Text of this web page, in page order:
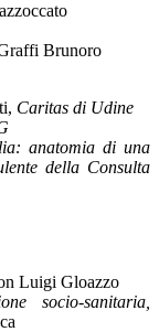
Brunoro
Caritas di Udine
anatomia di una
della Consulta
Luigi Gloazzo
socio-sanitaria,